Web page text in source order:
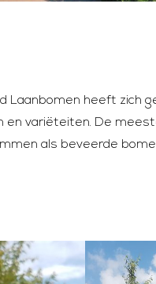
Laanbomen heeft zich
en variëteiten. De
als beveerde